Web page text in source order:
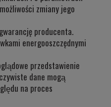
zmiany jego
producenta.
energooszczędnymi
przedstawienie
dane mogą
na proces